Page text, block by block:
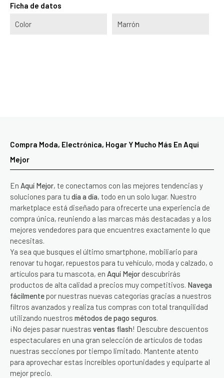
Ficha de datos
Color Marrón
Compra Moda, Electrónica, Hogar Y Mucho Más En Aquí
Mejor
En Aquí Mejor, te conectamos con las mejores tendencias y
soluciones para tu día a día, todo en un solo lugar. Nuestro
marketplace está diseñado para ofrecerte una experiencia de
compra única, reuniendo a las marcas más destacadas y a los
mejores vendedores para que encuentres exactamente lo que
necesitas.
Ya sea que busques el último smartphone, mobiliario para
renovar tu hogar, repuestos para tu vehículo, moda y calzado, o
artículos para tu mascota, en Aquí Mejor descubrirás
productos de alta calidad a precios muy competitivos. Navega
fácilmente por nuestras nuevas categorías gracias a nuestros
filtros avanzados y realiza tus compras con total tranquilidad
utilizando nuestros métodos de pago seguros.
¡No dejes pasar nuestras ventas flash! Descubre descuentos
espectaculares en una gran selección de artículos de todas
nuestras secciones por tiempo limitado. Mantente atento
para aprovechar estas increíbles oportunidades y equiparte al
mejor precio.